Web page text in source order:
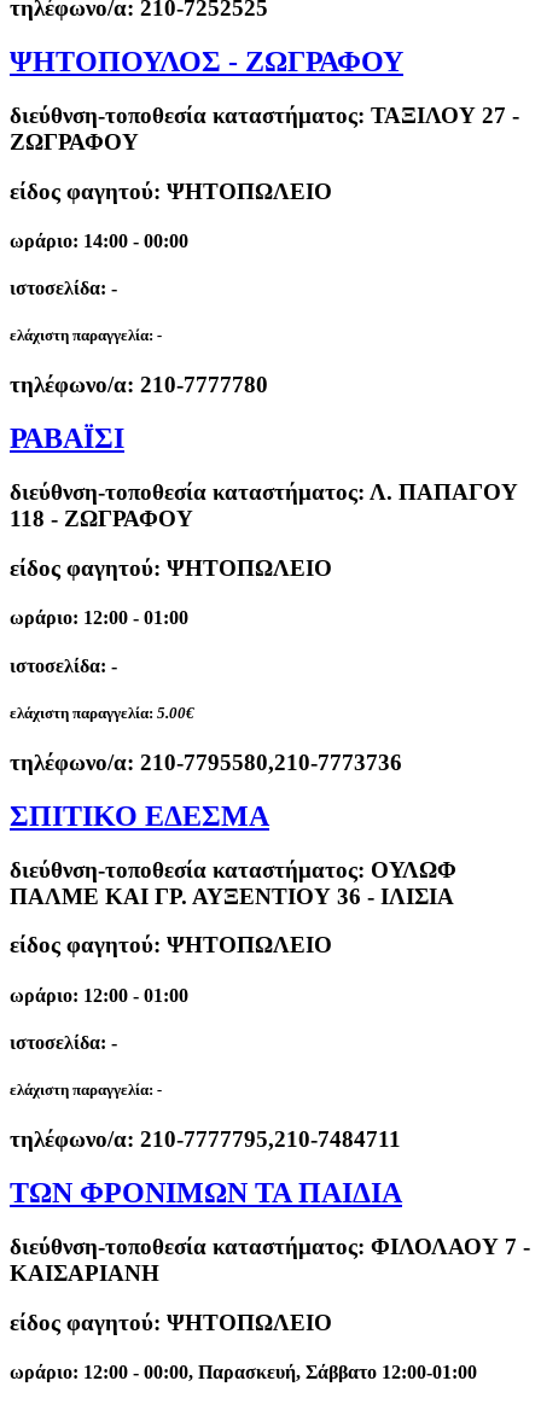
τηλέφωνο/α: 210-7252525
ΨΗΤΟΠΟΥΛΟΣ - ΖΩΓΡΑΦΟΥ
διεύθνση-τοποθεσία καταστήματος: ΤΑΞΙΛΟΥ 27 -
ΖΩΓΡΑΦΟΥ
είδος φαγητού: ΨΗΤΟΠΩΛΕΙΟ
ωράριο: 14:00 - 00:00
ιστοσελίδα: -
ελάχιστη παραγγελία: -
τηλέφωνο/α: 210-7777780
ΡΑΒΑΪΣΙ
διεύθνση-τοποθεσία καταστήματος: Λ. ΠΑΠΑΓΟΥ
118 - ΖΩΓΡΑΦΟΥ
είδος φαγητού: ΨΗΤΟΠΩΛΕΙΟ
ωράριο: 12:00 - 01:00
ιστοσελίδα: -
ελάχιστη παραγγελία: 5.00€
τηλέφωνο/α: 210-7795580,210-7773736
ΣΠΙΤΙΚΟ ΕΔΕΣΜΑ
διεύθνση-τοποθεσία καταστήματος: ΟΥΛΩΦ
ΠΑΛΜΕ ΚΑΙ ΓΡ. ΑΥΞΕΝΤΙΟΥ 36 - ΙΛΙΣΙΑ
είδος φαγητού: ΨΗΤΟΠΩΛΕΙΟ
ωράριο: 12:00 - 01:00
ιστοσελίδα: -
ελάχιστη παραγγελία: -
τηλέφωνο/α: 210-7777795,210-7484711
ΤΩΝ ΦΡΟΝΙΜΩΝ ΤΑ ΠΑΙΔΙΑ
διεύθνση-τοποθεσία καταστήματος: ΦΙΛΟΛΑΟΥ 7 -
ΚΑΙΣΑΡΙΑΝΗ
είδος φαγητού: ΨΗΤΟΠΩΛΕΙΟ
ωράριο: 12:00 - 00:00, Παρασκευή, Σάββατο 12:00-01:00